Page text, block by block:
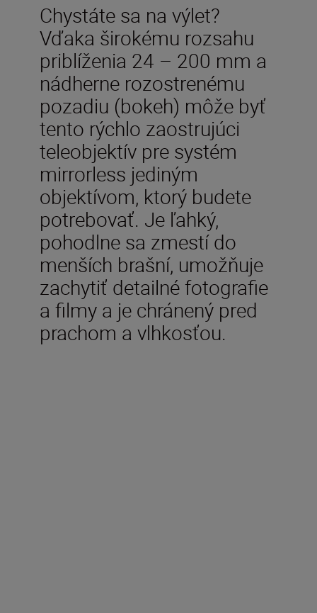
Chystáte sa na výlet?
Vďaka širokému rozsahu
priblíženia 24 – 200 mm a
nádherne rozostrenému
pozadiu (bokeh) môže byť
tento rýchlo zaostrujúci
teleobjektív pre systém
mirrorless jediným
objektívom, ktorý budete
potrebovať. Je ľahký,
pohodlne sa zmestí do
menších brašní, umožňuje
zachytiť detailné fotografie
a filmy a je chránený pred
prachom a vlhkosťou.